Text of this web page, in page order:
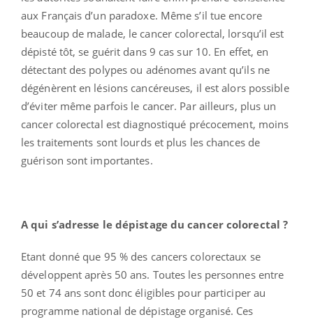
aux Français d’un paradoxe. Même s’il tue encore
beaucoup de malade, le cancer colorectal, lorsqu’il est
dépisté tôt, se guérit dans 9 cas sur 10. En effet, en
détectant des polypes ou adénomes avant qu’ils ne
dégénèrent en lésions cancéreuses, il est alors possible
d’éviter même parfois le cancer. Par ailleurs, plus un
cancer colorectal est diagnostiqué précocement, moins
les traitements sont lourds et plus les chances de
guérison sont importantes.
A qui s’adresse le dépistage du cancer colorectal ?
Etant donné que 95 % des cancers colorectaux se
développent après 50 ans. Toutes les personnes entre
50 et 74 ans sont donc éligibles pour participer au
programme national de dépistage organisé. Ces